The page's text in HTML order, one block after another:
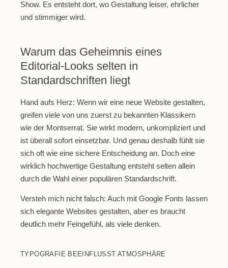
Show. Es entsteht dort, wo Gestaltung leiser, ehrlicher
und stimmiger wird.
Warum das Geheimnis eines
Editorial-Looks selten in
Standardschriften liegt
Hand aufs Herz: Wenn wir eine neue Website gestalten,
greifen viele von uns zuerst zu bekannten Klassikern
wie der Montserrat. Sie wirkt modern, unkompliziert und
ist überall sofort einsetzbar. Und genau deshalb fühlt sie
sich oft wie eine sichere Entscheidung an. Doch eine
wirklich hochwertige Gestaltung entsteht selten allein
durch die Wahl einer populären Standardschrift.
Versteh mich nicht falsch: Auch mit Google Fonts lassen
sich elegante Websites gestalten, aber es braucht
deutlich mehr Feingefühl, als viele denken.
TYPOGRAFIE BEEINFLUSST ATMOSPHÄRE